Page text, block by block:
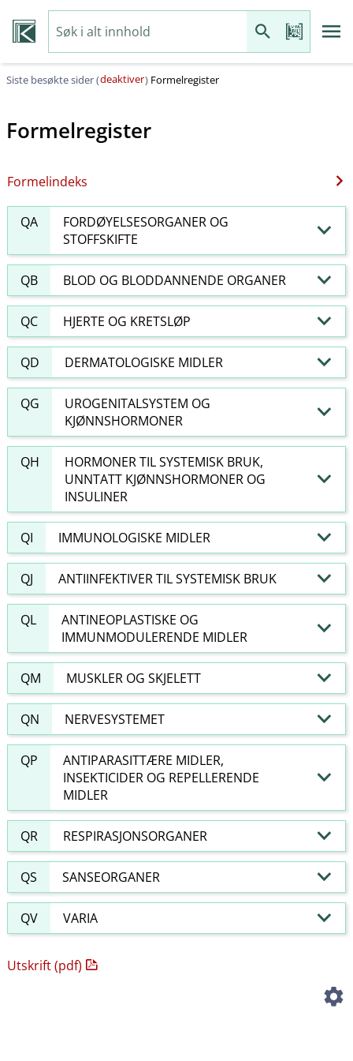
Siste besøkte sider (deaktiver) Formelregister
Formelregister
Formelindeks
QA
FORDØYELSESORGANER OG
STOFFSKIFTE
QB BLOD OG BLODDANNENDE ORGANER
QC HJERTE OG KRETSLØP
QD DERMATOLOGISKE MIDLER
QG
UROGENITALSYSTEM OG
KJØNNSHORMONER
QH
HORMONER TIL SYSTEMISK BRUK,
UNNTATT KJØNNSHORMONER OG
INSULINER
QI IMMUNOLOGISKE MIDLER
QJ ANTIINFEKTIVER TIL SYSTEMISK BRUK
QL
ANTINEOPLASTISKE OG
IMMUNMODULERENDE MIDLER
QM MUSKLER OG SKJELETT
QN NERVESYSTEMET
QP
ANTIPARASITTÆRE MIDLER,
INSEKTICIDER OG REPELLERENDE
MIDLER
QR RESPIRASJONSORGANER
QS SANSEORGANER
QV VARIA
Utskrift (pdf)